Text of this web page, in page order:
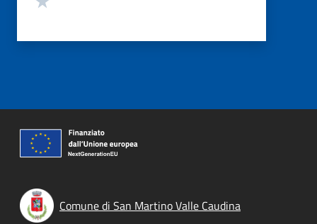
Comune di San Martino Valle Caudina